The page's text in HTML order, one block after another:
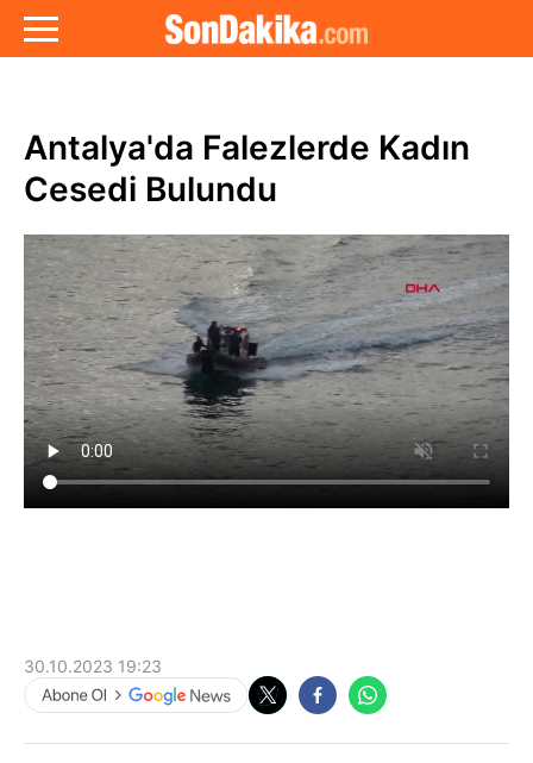
Antalya'da Falezlerde Kadın
Cesedi Bulundu
30.10.2023 19:23